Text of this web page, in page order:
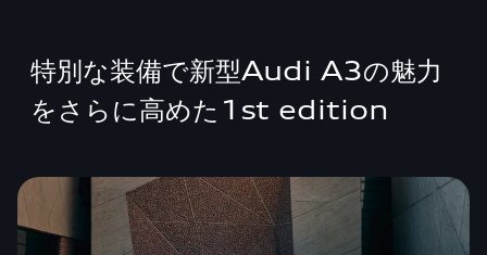
特別な装備で新型Audi A3の魅力
をさらに高めた1st edition